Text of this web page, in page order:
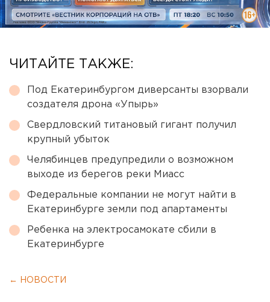
ЧИТАЙТЕ ТАКЖЕ:
Под Екатеринбургом диверсанты взорвали
создателя дрона «Упырь»
Свердловский титановый гигант получил
крупный убыток
Челябинцев предупредили о возможном
выходе из берегов реки Миасс
Федеральные компании не могут найти в
Екатеринбурге земли под апартаменты
Ребенка на электросамокате сбили в
Екатеринбурге
← НОВОСТИ